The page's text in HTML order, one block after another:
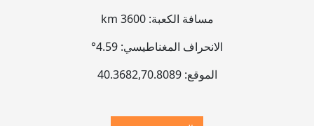
مسافة الكعبة:3600 km
الانحراف المغناطيسي: 4.59°
الموقع:
40.3682,70.8089